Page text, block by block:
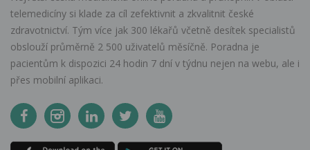
telemedicíny si klade za cíl zefektivnit a zkvalitnit české
zdravotnictví. Tým více jak 300 lékařů včetně desítek specialistů
obslouží průměrně 2 500 uživatelů měsíčně. Poradna je
pacientům k dispozici 24 hodin 7 dní v týdnu nejen na webu, ale i
přes mobilní aplikaci.